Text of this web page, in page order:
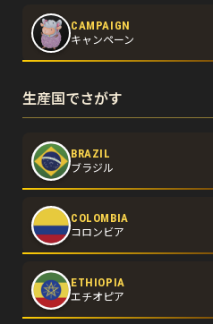
CAMPAIGN
キャンペーン
生産国でさがす
BRAZIL
ブラジル
COLOMBIA
コロンビア
ETHIOPIA
エチオピア